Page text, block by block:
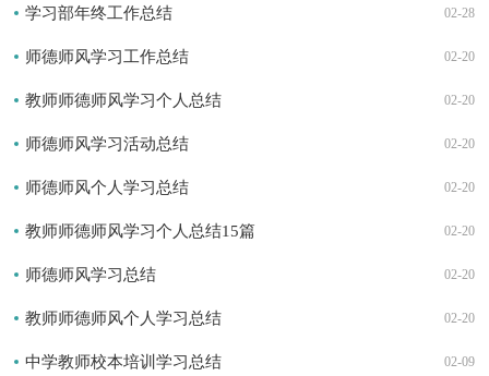
02-28
学习部年终工作总结
02-20
师德师风学习工作总结
02-20
教师师德师风学习个人总结
02-20
师德师风学习活动总结
02-20
师德师风个人学习总结
02-20
教师师德师风学习个人总结15篇
02-20
师德师风学习总结
02-20
教师师德师风个人学习总结
02-09
中学教师校本培训学习总结